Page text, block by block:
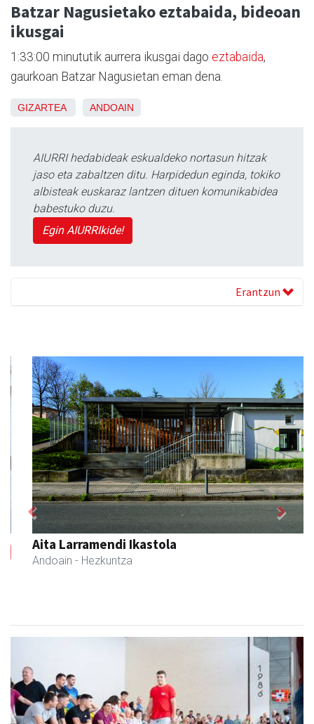
Batzar Nagusietako eztabaida, bideoan
ikusgai
1:33:00 minututik aurrera ikusgai dago eztabaida,
gaurkoan Batzar Nagusietan eman dena.
GIZARTEA ANDOAIN
AIURRI hedabideak eskualdeko nortasun hitzak
jaso eta zabaltzen ditu. Harpidedun eginda, tokiko
albisteak euskaraz lantzen dituen komunikabidea
babestuko duzu.
Egin AIURRIkide!
Erantzun
Aita Larramendi Ikastola
Andoain - Hezkuntza
Previous Next